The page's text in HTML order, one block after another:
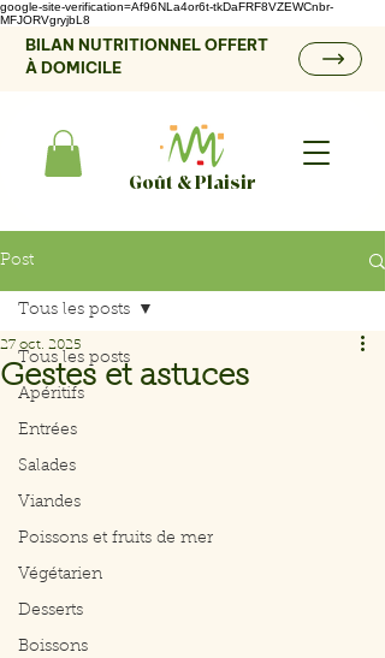
google-site-verification=Af96NLa4or6t-tkDaFRF8VZEWCnbr-
MFJORVgryjbL8
BILAN NUTRITIONNEL OFFERT
À DOMICILE
Goût & Plaisir
Post
Tous les posts
Apéritifs
Entrées
Salades
Viandes
Poissons et fruits de mer
Végétarien
Desserts
Boissons
Tous les posts
Gestes et astuces
27 oct. 2025